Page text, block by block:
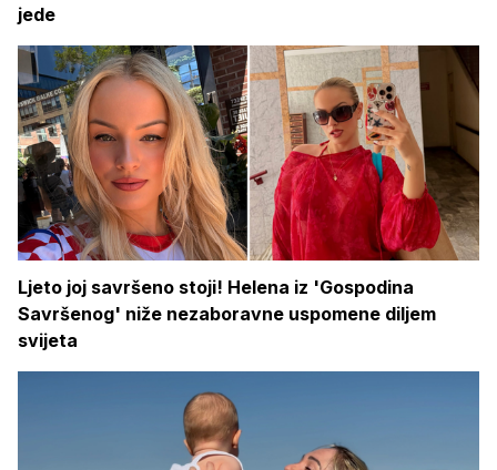
jede
Ljeto joj savršeno stoji! Helena iz 'Gospodina
Savršenog' niže nezaboravne uspomene diljem
svijeta